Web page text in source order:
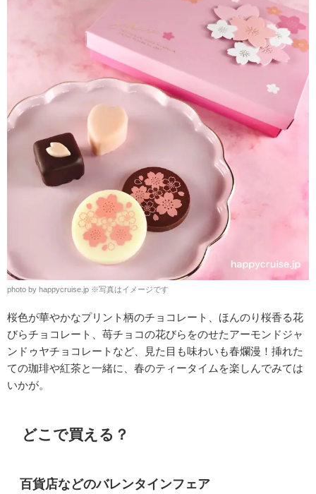
photo by happycruise.jp ※写真はイメージです
桜色が華やかなプリント柄のチョコレート、ほんのり桜香る花
びらチョコレート、苺チョコの花びらをのせたアーモンドジャ
ンドゥヤチョコレートなど、見た目も味わいも春爛漫！挿れた
ての珈琲や紅茶と一緒に、春のティータイムを楽しんでみては
いかが。
どこで買える？
百貨店などのバレンタインフェア